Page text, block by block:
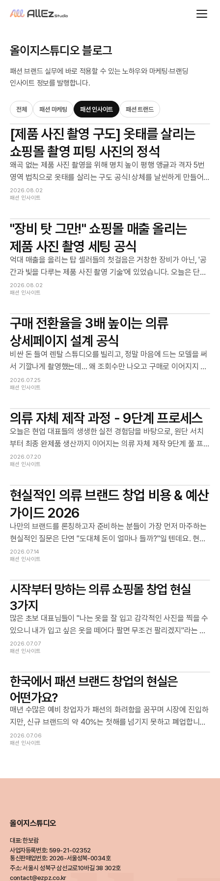
올이지스튜디오 블로그
패션 브랜드 실무에 바로 적용할 수 있는 노하우와 마케팅·브랜딩
인사이트 정보를 발행합니다.
전체 패션 마케팅 패션 인사이트 패션 트랜드
[제품 사진 촬영 구도] 옷태를 살리는
쇼핑몰 촬영 피팅 사진의 정석
왜곡 없는 제품 사진 촬영을 위해 명치 높이 평행 앵글과 격자 5번
영역 법칙으로 옷태를 살리는 구도 공식! 상체를 날씬하게 만들어
주는 겨드랑이 핏 공간 연출부터 자연스러운 손끝 디테일 포즈까
지, 쇼핑몰 매출을 올리는 실전 촬영 가이드의 모든 노하우를 지금
2026.08.02
패션 인사이트
"장비 탓 그만!" 쇼핑몰 매출 올리는
제품 사진 촬영 세팅 공식
억대 매출을 올리는 탑 셀러들의 첫걸음은 거창한 장비가 아닌, '공
간과 빛을 다루는 제품 사진 촬영 기술'에 있었습니다. 오늘은 단돈
20만 원 이하의 비용으로 대기업 브랜드 부럽지 않은 고감도 제품
사진 촬영 홈 스튜디오를 세팅하고, 완벽한 제품 사진 촬영을 성공
2026.08.02
패션 인사이트
구매 전환율을 3배 높이는 의류
상세페이지 설계 공식
비싼 돈 들여 렌탈 스튜디오를 빌리고, 정말 마음에 드는 모델을 써
서 기깔나게 촬영했는데... 왜 조회수만 나오고 구매로 이어지지 않
을까요?" 많은 초보 대표님들이 '인스타그램 피드용 사진'과 '상세
페이지용 사진'의 역할을 혼동하곤 합니다.
2026.07.25
패션 인사이트
의류 자체 제작 과정 - 9단계 프로세스
오늘은 현업 대표들의 생생한 실전 경험담을 바탕으로, 원단 서치
부터 최종 완제품 생산까지 이어지는 의류 자체 제작 9단계 풀 프
로세스와 원가 절감 꿀팁, 그리고 실제 점프수트 120장 생산 시 들
어간 세부 비용 명세서까지 투명하게 공개합니다.
2026.07.20
패션 인사이트
현실적인 의류 브랜드 창업 비용 & 예산
가이드 2026
나만의 브랜드를 론칭하고자 준비하는 분들이 가장 먼저 마주하는
현실적인 질문은 단연 "도대체 돈이 얼마나 들까?"일 텐데요. 현실
적인 숫자와 데이터를 기반으로 진짜 예산 계획을 세워보세요.
2026.07.14
패션 인사이트
시작부터 망하는 의류 쇼핑몰 창업 현실
3가지
많은 초보 대표님들이 "나는 옷을 잘 입고 감각적인 사진을 찍을 수
있으니 내가 입고 싶은 옷을 떼어다 팔면 무조건 팔리겠지"라는 막
연한 대박 상상으로 창업 전선에 뛰어듭니다. 하지만 불과 몇 달만
지나도 내가 좋아하는 옷과 고객이 돈을 내고 사고 싶어 하는 옷은
2026.07.07
패션 인사이트
한국에서 패션 브랜드 창업의 현실은
어떤가요?
매년 수많은 예비 창업자가 패션의 화려함을 꿈꾸며 시장에 진입하
지만, 신규 브랜드의 약 40%는 첫해를 넘기지 못하고 폐업합니다.
지인 판매라는 일시적인 매출을 제외하면, 단 10벌의 옷도 팔아보
지 못하고 소리 없이 문을 닫는 브랜드가 전체의 80%에 달하는 것
2026.07.06
패션 인사이트
올이지스튜디오
대표:한보람
사업자등록번호: 599-21-02352
통신판매업번호: 2026-서울성북-0034호
주소:서울시 성북구 삼선교로10바길 38 302호
contact@ezpz.co.kr